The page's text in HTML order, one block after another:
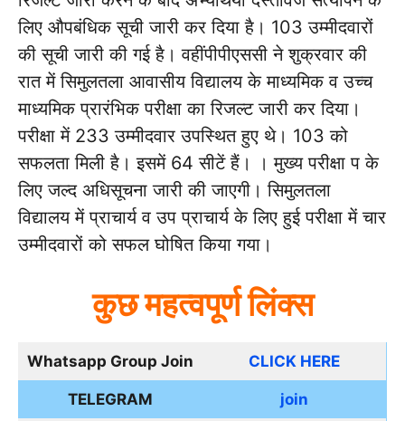
लिए औपबंधिक सूची जारी कर दिया है। 103 उम्मीदवारों
की सूची जारी की गई है। वहींपीपीएससी ने शुक्रवार की
रात में सिमुलतला आवासीय विद्यालय के माध्यमिक व उच्च
माध्यमिक प्रारंभिक परीक्षा का रिजल्ट जारी कर दिया।
परीक्षा में 233 उम्मीदवार उपस्थित हुए थे। 103 को
सफलता मिली है। इसमें 64 सीटें हैं। । मुख्य परीक्षा प के
लिए जल्द अधिसूचना जारी की जाएगी। सिमुलतला
विद्यालय में प्राचार्य व उप प्राचार्य के लिए हुई परीक्षा में चार
उम्मीदवारों को सफल घोषित किया गया।
कुछ महत्वपूर्ण लिंक्स
Whatsapp Group Join CLICK HERE
TELEGRAM join